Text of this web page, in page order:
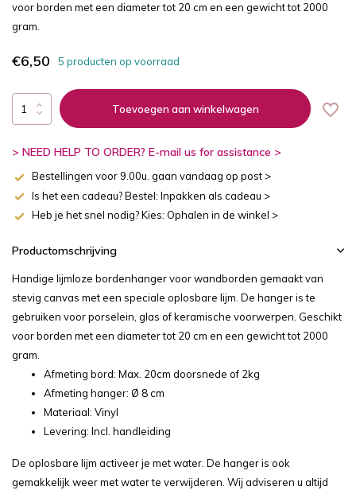
voor borden met een diameter tot 20 cm en een gewicht tot 2000
gram.
€6,50 5 producten op voorraad
Toevoegen aan winkelwagen
> NEED HELP TO ORDER? E-mail us for assistance >
Bestellingen voor 9.00u. gaan vandaag op post >
Is het een cadeau? Bestel: Inpakken als cadeau >
Heb je het snel nodig? Kies: Ophalen in de winkel >
Productomschrijving
Handige lijmloze bordenhanger voor wandborden gemaakt van
stevig canvas met een speciale oplosbare lijm. De hanger is te
gebruiken voor porselein, glas of keramische voorwerpen. Geschikt
voor borden met een diameter tot 20 cm en een gewicht tot 2000
gram.
Afmeting bord: Max. 20cm doorsnede of 2kg
Afmeting hanger: Ø 8 cm
Materiaal: Vinyl
Levering: Incl. handleiding
De oplosbare lijm activeer je met water. De hanger is ook
gemakkelijk weer met water te verwijderen. Wij adviseren u altijd